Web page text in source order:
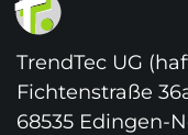
TrendTec UG
Fichtenstraße
68535 Edingen-